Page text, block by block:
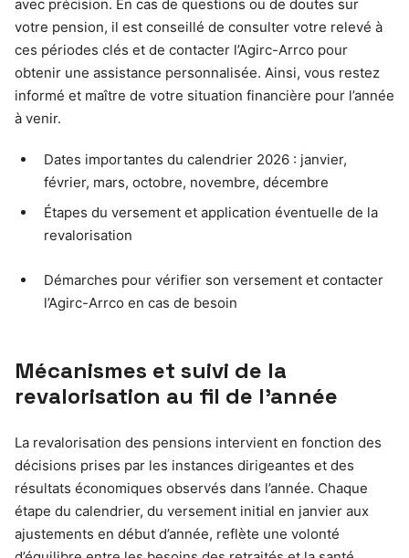
avec précision. En cas de questions ou de doutes sur
votre pension, il est conseillé de consulter votre relevé à
ces périodes clés et de contacter l’Agirc-Arrco pour
obtenir une assistance personnalisée. Ainsi, vous restez
informé et maître de votre situation financière pour l’année
à venir.
Dates importantes du calendrier 2026 : janvier,
février, mars, octobre, novembre, décembre
Étapes du versement et application éventuelle de la
revalorisation
Démarches pour vérifier son versement et contacter
l’Agirc-Arrco en cas de besoin
Mécanismes et suivi de la
revalorisation au fil de l’année
La revalorisation des pensions intervient en fonction des
décisions prises par les instances dirigeantes et des
résultats économiques observés dans l’année. Chaque
étape du calendrier, du versement initial en janvier aux
ajustements en début d’année, reflète une volonté